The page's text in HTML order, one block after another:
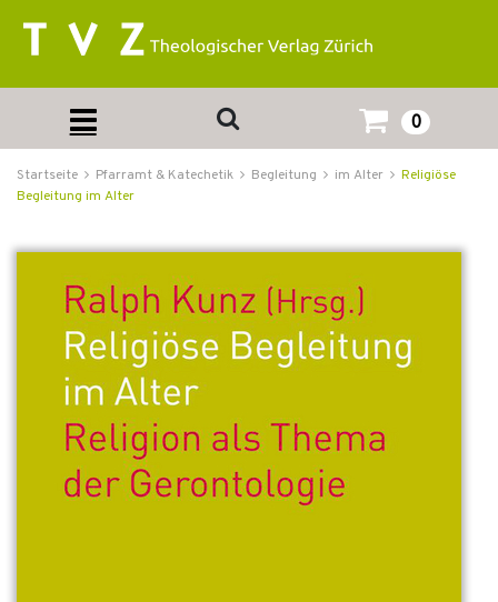
0
Startseite Pfarramt & Katechetik Begleitung im Alter
Religiöse
Begleitung im Alter